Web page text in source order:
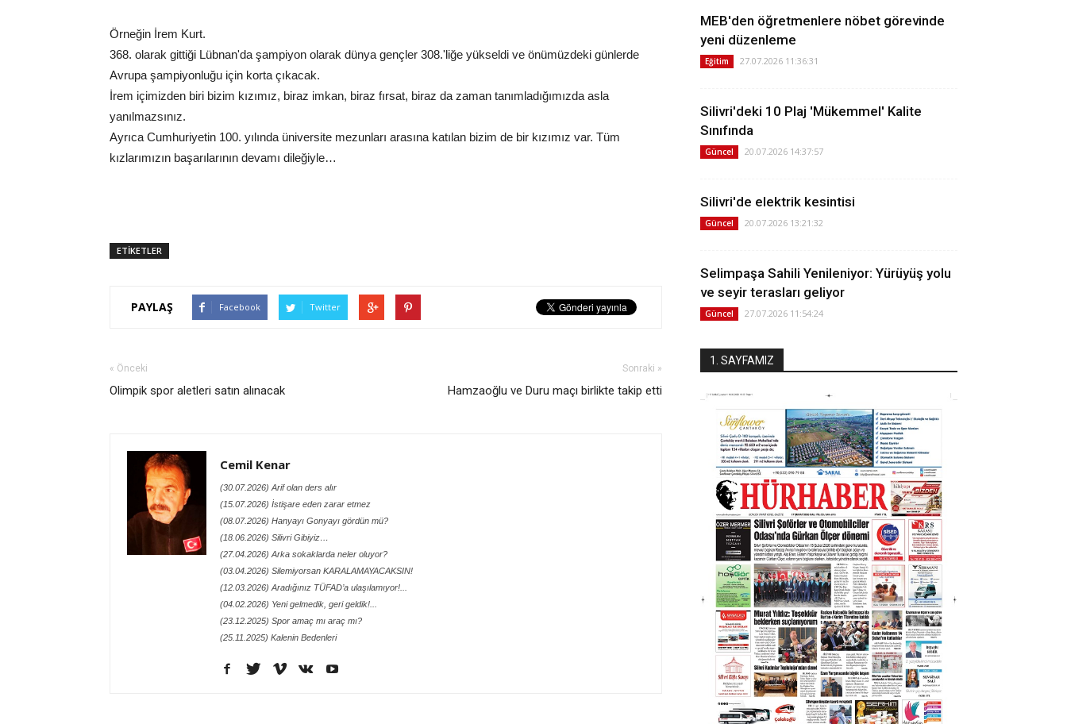
Örneğin İrem Kurt.
368. olarak gittiği Lübnan'da şampiyon olarak dünya gençler 308.'liğe yükseldi ve önümüzdeki günlerde
Avrupa şampiyonluğu için korta çıkacak.
İrem içimizden biri bizim kızımız, biraz imkan, biraz fırsat, biraz da zaman tanımladığımızda asla
yanılmazsınız.
Ayrıca Cumhuriyetin 100. yılında üniversite mezunları arasına katılan bizim de bir kızımız var. Tüm
kızlarımızın başarılarının devamı dileğiyle…
ETİKETLER
PAYLAŞ Facebook Twitter
« Önceki
Olimpik spor aletleri satın alınacak
Sonraki »
Hamzaoğlu ve Duru maçı birlikte takip etti
Cemil Kenar
(30.07.2026) Arif olan ders alır
(15.07.2026) İstişare eden zarar etmez
(08.07.2026) Hanyayı Gonyayı gördün mü?
(18.06.2026) Silivri Gibiyiz…
(27.04.2026) Arka sokaklarda neler oluyor?
(03.04.2026) Silemiyorsan KARALAMAYACAKSIN!
(12.03.2026) Aradığınız TÜFAD’a ulaşılamıyor!...
(04.02.2026) Yeni gelmedik, geri geldik!...
(23.12.2025) Spor amaç mı araç mı?
(25.11.2025) Kalenin Bedenleri
MEB'den öğretmenlere nöbet görevinde
yeni düzenleme
Eğitim 27.07.2026 11:36:31
Silivri'deki 10 Plaj 'Mükemmel' Kalite
Sınıfında
Güncel 20.07.2026 14:37:57
Silivri'de elektrik kesintisi
Güncel 20.07.2026 13:21:32
Selimpaşa Sahili Yenileniyor: Yürüyüş yolu
ve seyir terasları geliyor
Güncel 27.07.2026 11:54:24
1. SAYFAMIZ